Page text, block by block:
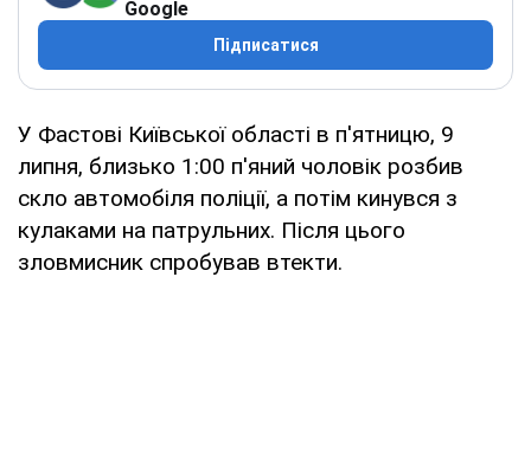
Google
Підписатися
У Фастові Київської області в п'ятницю, 9
липня, близько 1:00 п'яний чоловік розбив
скло автомобіля поліції, а потім кинувся з
кулаками на патрульних. Після цього
зловмисник спробував втекти.